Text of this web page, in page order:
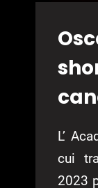
L’
cui
2023